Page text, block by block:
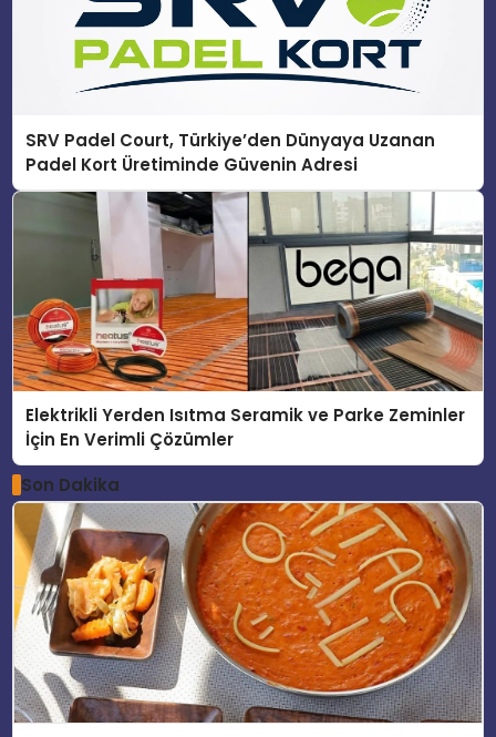
SRV Padel Court, Türkiye’den Dünyaya Uzanan
Padel Kort Üretiminde Güvenin Adresi
Elektrikli Yerden Isıtma Seramik ve Parke Zeminler
İçin En Verimli Çözümler
Son Dakika